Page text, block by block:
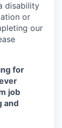
disability
or
our
for
job
and